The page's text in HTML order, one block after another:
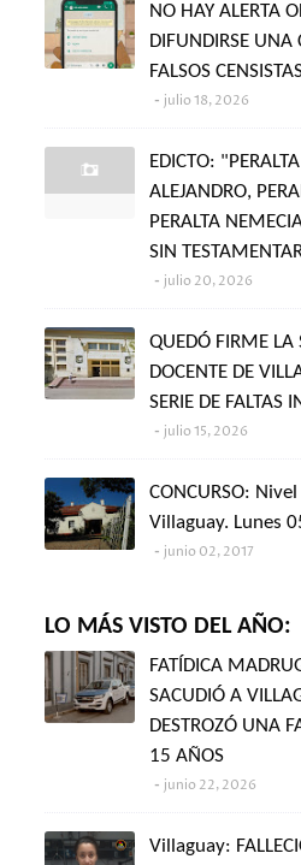
NO HAY ALERTA
DIFUNDIRSE UNA
FALSOS
julio 18, 2026
EDICTO:
ALEJANDRO,
PERALTA
SIN
julio 20, 2026
QUEDÓ FIRME LA
DOCENTE DE
SERIE DE FALTAS
julio 15, 2026
CONCURSO:
Villaguay. Lunes
junio 02, 2017
LO MÁS VISTO DEL AÑO:
FATÍDICA
SACUDIÓ A
DESTROZÓ UNA
15 AÑOS
junio 22, 2026
Villaguay: